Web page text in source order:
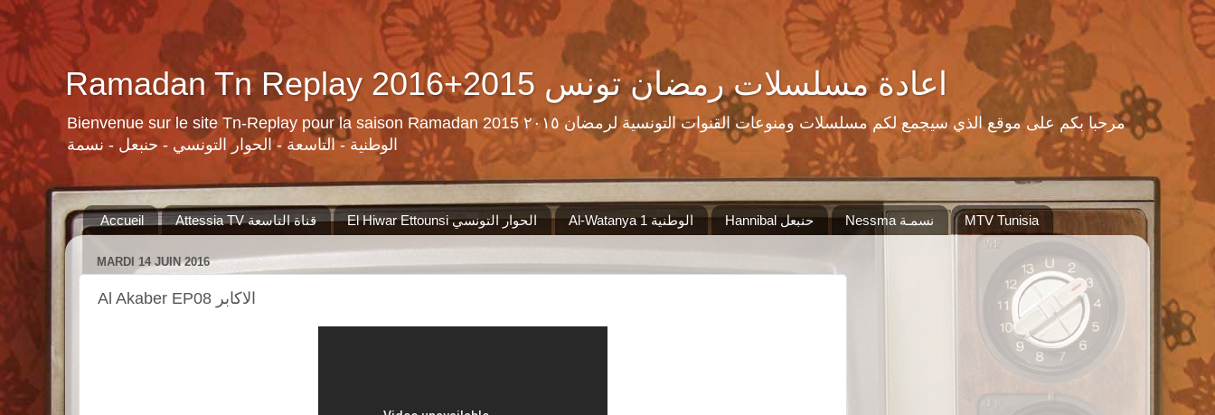
Ramadan Tn Replay 2016+2015 اعادة مسلسلات رمضان تونس
Bienvenue sur le site Tn-Replay pour la saison Ramadan 2015 مرحبا بكم على موقع الذي سيجمع لكم مسلسلات ومنوعات القنوات التونسية لرمضان ٢٠١٥
الوطنية - التاسعة - الحوار التونسي - حنبعل - نسمة
Accueil Attessia TV قناة التاسعة El Hiwar Ettounsi الحوار التونسي Al-Watanya 1 الوطنية Hannibal حنبعل‬ MTV Tunisia
MARDI 14 JUIN 2016
Al Akaber EP08 الاكابر